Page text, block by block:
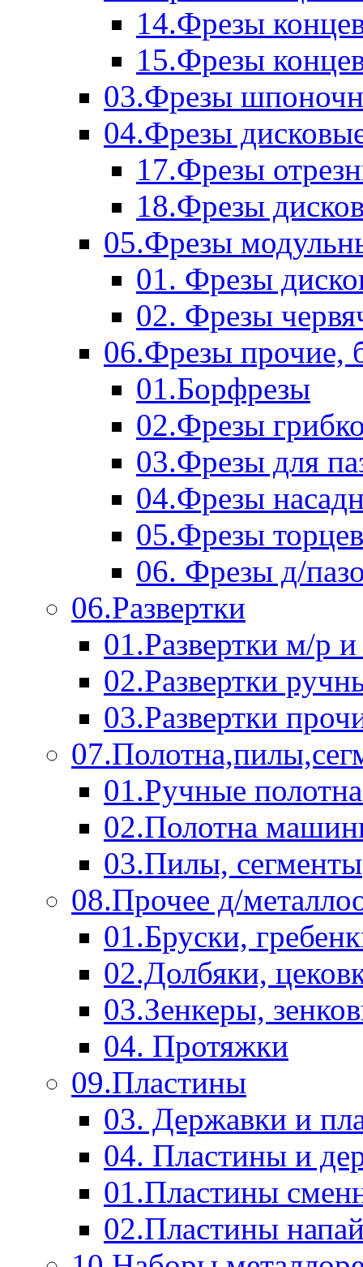
14.Фрезы
15.Фрезы
03.Фрезы
04.Фрезы
17.Фрезы
18.Фрезы
05.Фрезы
01. Фрезы
02. Фрезы
06.Фрезы прочие,
01.Борфрезы
02.Фрезы
03.Фрезы для
04.Фрезы
05.Фрезы
06. Фрезы д/
06.Развертки
01.Развертки м/р
02.Развертки
03.Развертки
01.Ручные
02.Полотна
03.Пилы, сегменты
08.Прочее д/
01.Бруски,
02.Долбяки,
03.Зенкеры,
04. Протяжки
09.Пластины
03. Державки и
04. Пластины и
01.Пластины
02.Пластины